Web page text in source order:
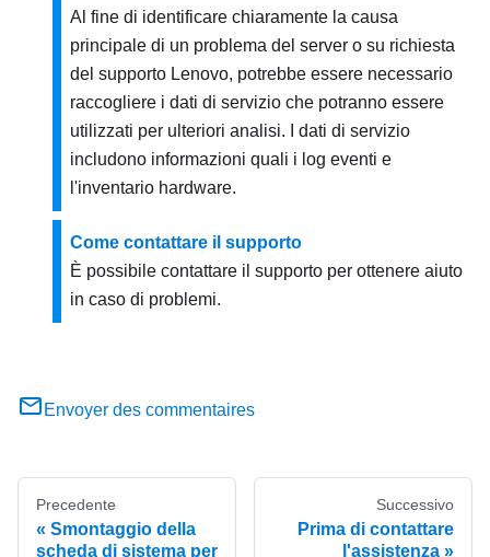
Al fine di identificare chiaramente la causa
principale di un problema del server o su richiesta
del supporto Lenovo, potrebbe essere necessario
raccogliere i dati di servizio che potranno essere
utilizzati per ulteriori analisi. I dati di servizio
includono informazioni quali i log eventi e
l'inventario hardware.
Come contattare il supporto
È possibile contattare il supporto per ottenere aiuto
in caso di problemi.
Envoyer des commentaires
Precedente
Smontaggio della
scheda di sistema per
Successivo
Prima di contattare
l'assistenza